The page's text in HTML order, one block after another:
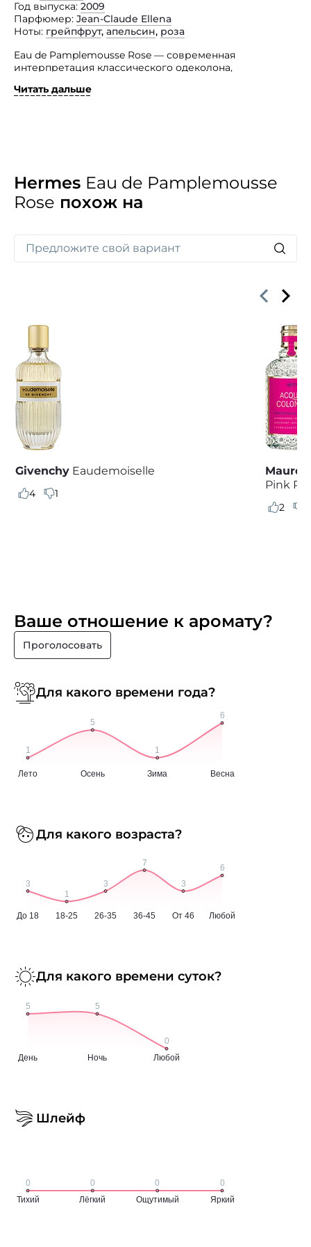
Год выпуска 2009
Парфюмер Jean-Claude Ellena
Ноты грейпфрут, апельсин, роза
Eau de Pamplemousse Rose — современная
интерпретация классического одеколона,
благородство и изысканность аромата.
Читать дальше
Hermes Eau de Pamplemousse
Rose похож на
Givenchy Eaudemoiselle
4 1
Pink
2
Ваше отношение к аромату?
Проголосовать
Для какого времени года?
Для какого возраста?
Для какого времени суток?
Шлейф